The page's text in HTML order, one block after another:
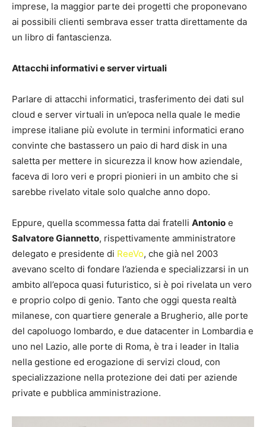
imprese, la maggior parte dei progetti che proponevano
ai possibili clienti sembrava esser tratta direttamente da
un libro di fantascienza.
Attacchi informativi e server virtuali
Parlare di attacchi informatici, trasferimento dei dati sul
cloud e server virtuali in un’epoca nella quale le medie
imprese italiane più evolute in termini informatici erano
convinte che bastassero un paio di hard disk in una
saletta per mettere in sicurezza il know how aziendale,
faceva di loro veri e propri pionieri in un ambito che si
sarebbe rivelato vitale solo qualche anno dopo.
Eppure, quella scommessa fatta dai fratelli Antonio e
Salvatore Giannetto, rispettivamente amministratore
delegato e presidente di ReeVo, che già nel 2003
avevano scelto di fondare l’azienda e specializzarsi in un
ambito all’epoca quasi futuristico, si è poi rivelata un vero
e proprio colpo di genio. Tanto che oggi questa realtà
milanese, con quartiere generale a Brugherio, alle porte
del capoluogo lombardo, e due datacenter in Lombardia e
uno nel Lazio, alle porte di Roma, è tra i leader in Italia
nella gestione ed erogazione di servizi cloud, con
specializzazione nella protezione dei dati per aziende
private e pubblica amministrazione.